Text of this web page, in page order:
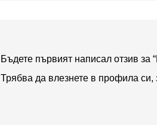
Бъдете първият написал отзив за
Трябва да влезнете в профила си,